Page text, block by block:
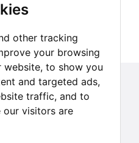
other tracking
your browsing
website, to show you
and targeted ads,
traffic, and to
our visitors are